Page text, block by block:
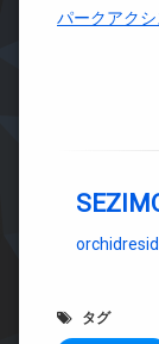
パークアク
タグ